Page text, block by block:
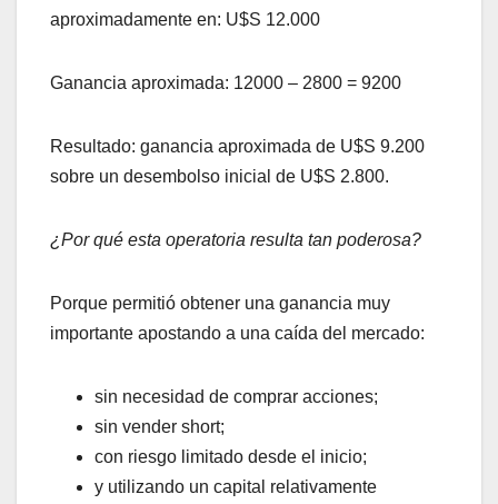
aproximadamente en: U$S 12.000
Ganancia aproximada: 12000 – 2800 = 9200
Resultado: ganancia aproximada de U$S 9.200
sobre un desembolso inicial de U$S 2.800.
¿Por qué esta operatoria resulta tan poderosa?
Porque permitió obtener una ganancia muy
importante apostando a una caída del mercado:
sin necesidad de comprar acciones;
sin vender short;
con riesgo limitado desde el inicio;
y utilizando un capital relativamente